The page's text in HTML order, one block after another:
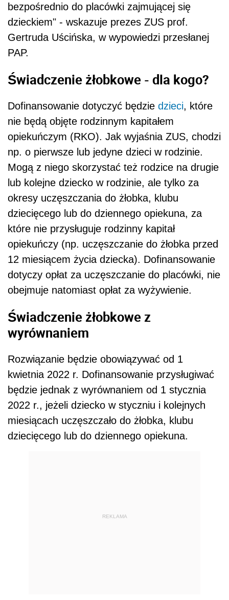
bezpośrednio do placówki zajmującej się
dzieckiem" - wskazuje prezes ZUS prof.
Gertruda Uścińska, w wypowiedzi przesłanej
PAP.
Świadczenie żłobkowe - dla kogo?
Dofinansowanie dotyczyć będzie dzieci, które
nie będą objęte rodzinnym kapitałem
opiekuńczym (RKO). Jak wyjaśnia ZUS, chodzi
np. o pierwsze lub jedyne dzieci w rodzinie.
Mogą z niego skorzystać też rodzice na drugie
lub kolejne dziecko w rodzinie, ale tylko za
okresy uczęszczania do żłobka, klubu
dziecięcego lub do dziennego opiekuna, za
które nie przysługuje rodzinny kapitał
opiekuńczy (np. uczęszczanie do żłobka przed
12 miesiącem życia dziecka). Dofinansowanie
dotyczy opłat za uczęszczanie do placówki, nie
obejmuje natomiast opłat za wyżywienie.
Świadczenie żłobkowe z
wyrównaniem
Rozwiązanie będzie obowiązywać od 1
kwietnia 2022 r. Dofinansowanie przysługiwać
będzie jednak z wyrównaniem od 1 stycznia
2022 r., jeżeli dziecko w styczniu i kolejnych
miesiącach uczęszczało do żłobka, klubu
dziecięcego lub do dziennego opiekuna.
REKLAMA